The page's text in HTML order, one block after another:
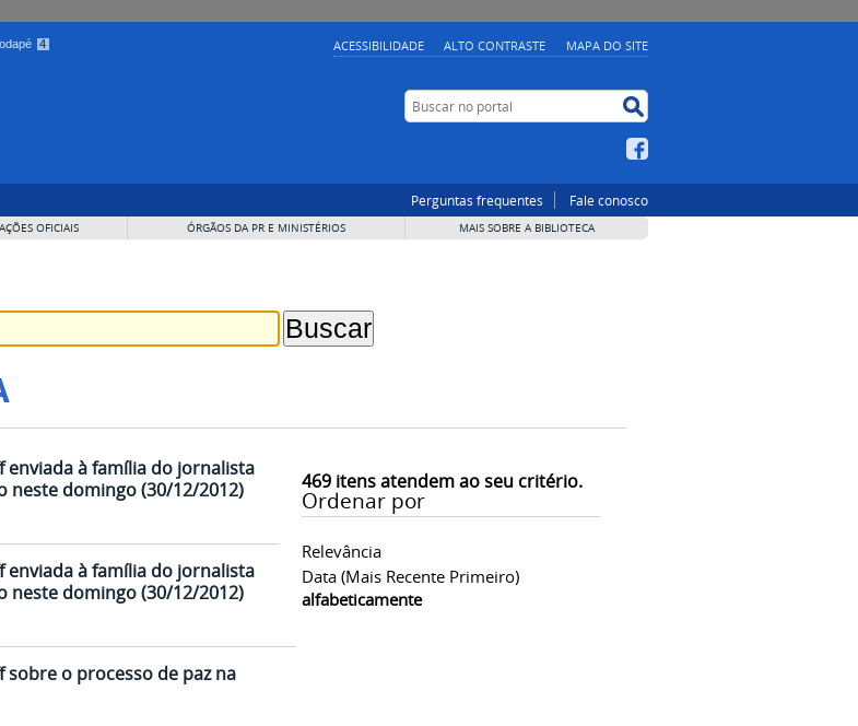
4 ACESSIBILIDADE ALTO CONTRASTE MAPA DO SITE
Buscar no portal
Perguntas frequentes Fale conosco
OFICIAIS ÓRGÃOS DA PR E MINISTÉRIOS MAIS SOBRE A BIBLIOTECA
469itens atendem ao seu critério.
Ordenar por
Relevância
Data (mais Recente Primeiro)
alfabeticamente
enviada à família do jornalista
neste domingo (30/12/2012)
enviada à família do jornalista
neste domingo (30/12/2012)
sobre o processo de paz na